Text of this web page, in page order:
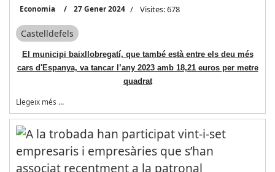
Economia 27 Gener 2024 Visites: 678
Castelldefels
El municipi baixllobregatí, que també està entre els deu més
cars d'Espanya, va tancar l’any 2023 amb 18,21 euros per metre
quadrat
Llegeix més …